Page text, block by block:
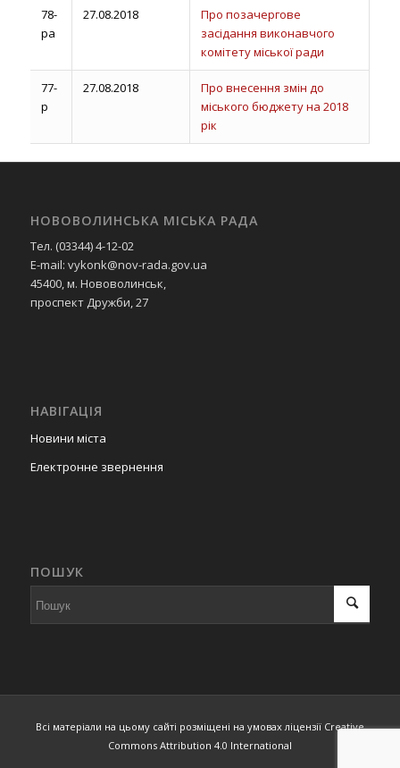
78-
ра
27.08.2018
Про позачергове
засідання виконавчого
комітету міської ради
77-
р
27.08.2018
Про внесення змін до
міського бюджету на 2018
рік
НОВОВОЛИНСЬКА МІСЬКА РАДА
Тел. (03344) 4-12-02
E-mail: vykonk@nov-rada.gov.ua
45400, м. Нововолинськ,
проспект Дружби, 27
НАВІГАЦІЯ
Новини міста
Електронне звернення
ПОШУК
Всі матеріали на цьому сайті розміщені на умовах ліцензії Creative
Commons Attribution 4.0 International